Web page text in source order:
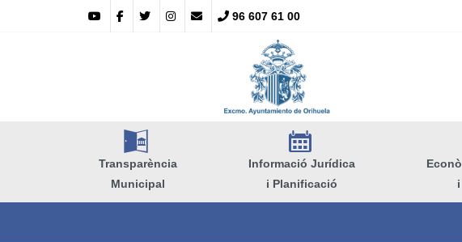
96 607 61 00
A
Transparència
Municipal
E
Informació Jurídica
i Planificació